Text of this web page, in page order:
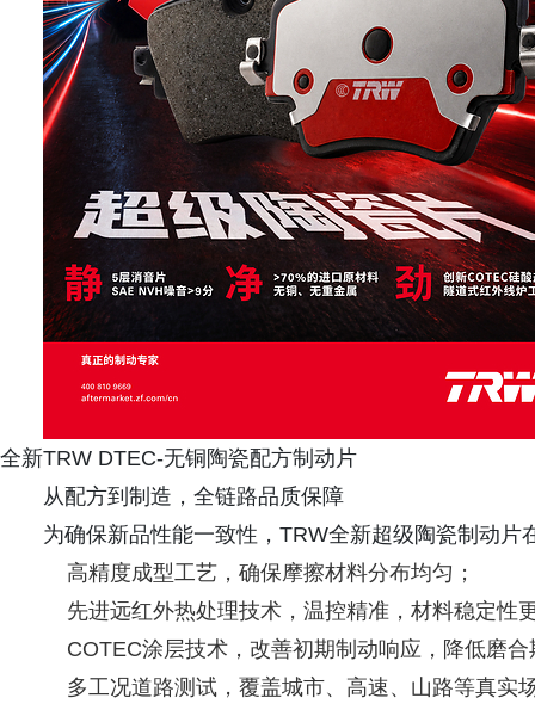
全新TRW DTEC-无铜陶瓷配方制动片
从配方到制造，全链路品质保障
为确保新品性能一致性，TRW全新超级陶瓷制动片
高精度成型工艺，确保摩擦材料分布均匀；
先进远红外热处理技术，温控精准，材料稳定性
COTEC涂层技术，改善初期制动响应，降低磨合
多工况道路测试，覆盖城市、高速、山路等真实